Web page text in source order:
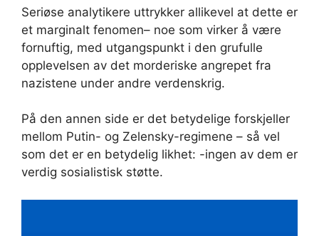
Seriøse analytikere uttrykker allikevel at dette er
et marginalt fenomen– noe som virker å være
fornuftig, med utgangspunkt i den grufulle
opplevelsen av det morderiske angrepet fra
nazistene under andre verdenskrig.
På den annen side er det betydelige forskjeller
mellom Putin- og Zelensky-regimene – så vel
som det er en betydelig likhet: -ingen av dem er
verdig sosialistisk støtte.